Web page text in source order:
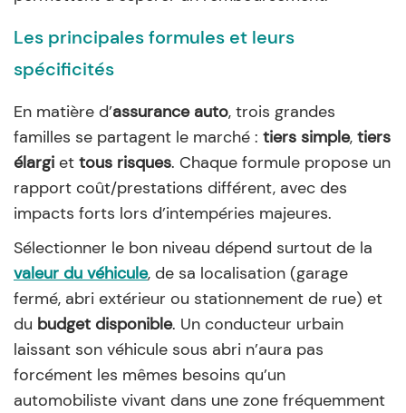
Les principales formules et leurs
spécificités
En matière d’assurance auto, trois grandes
familles se partagent le marché : tiers simple, tiers
élargi et tous risques. Chaque formule propose un
rapport coût/prestations différent, avec des
impacts forts lors d’intempéries majeures.
Sélectionner le bon niveau dépend surtout de la
valeur du véhicule, de sa localisation (garage
fermé, abri extérieur ou stationnement de rue) et
du budget disponible. Un conducteur urbain
laissant son véhicule sous abri n’aura pas
forcément les mêmes besoins qu’un
automobiliste vivant dans une zone fréquemment